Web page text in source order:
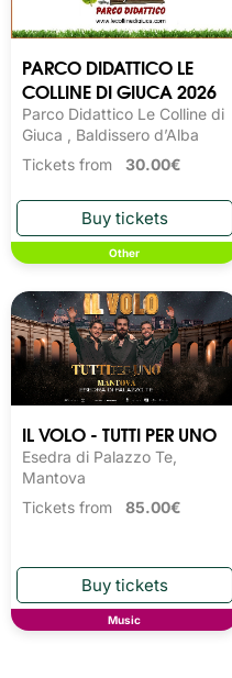
PARCO DIDATTICO LE
COLLINE DI GIUCA 2026
Parco Didattico Le Colline di
Giuca , Baldissero d’Alba
Tickets from 30.00€
Other
IL VOLO - TUTTI PER UNO
Esedra di Palazzo Te,
Mantova
Tickets from 85.00€
Music